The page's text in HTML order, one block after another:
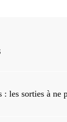
: les sorties à ne